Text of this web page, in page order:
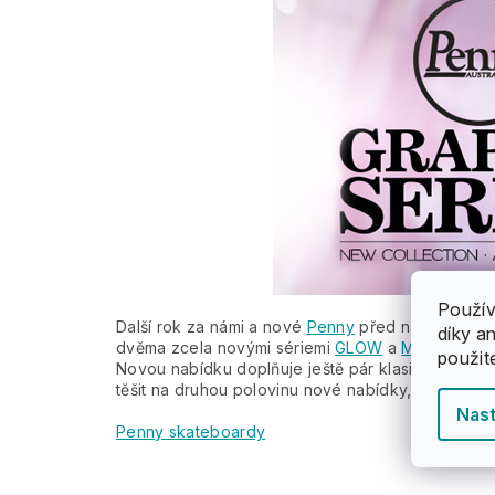
díky
Další rok za námi a nové Penny před námi!
dvěma zcela novými sériemiGLOW aMETALIC .
Novou nabídku doplňuje ještě pár klasických
těšit na druhou polovinu nové nabídky, protože
Penny skateboardy